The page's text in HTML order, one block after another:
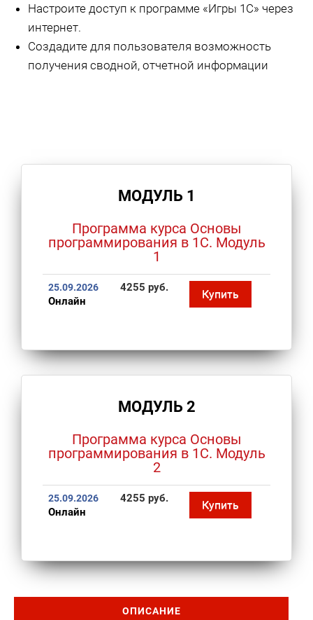
Настроите доступ к программе «Игры 1С» через
интернет.
Создадите для пользователя возможность
получения сводной, отчетной информации
МОДУЛЬ 1
Программа курса Основы
программирования в 1С. Модуль
1
25.09.2026
Онлайн
4255 руб. Купить
МОДУЛЬ 2
Программа курса Основы
программирования в 1С. Модуль
2
25.09.2026
Онлайн
4255 руб. Купить
ОПИСАНИЕ